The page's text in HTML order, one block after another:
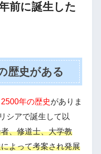
前に誕生した
歴史がある
2500年の歴史がありま
シアで誕生して以
、修道士、大学教
よって考案され発展